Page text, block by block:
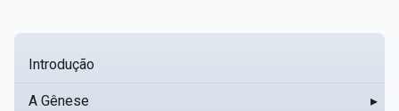
Introdução
A Gênese ▸